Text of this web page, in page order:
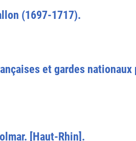
(1697-1717).
et gardes
[Haut-Rhin].